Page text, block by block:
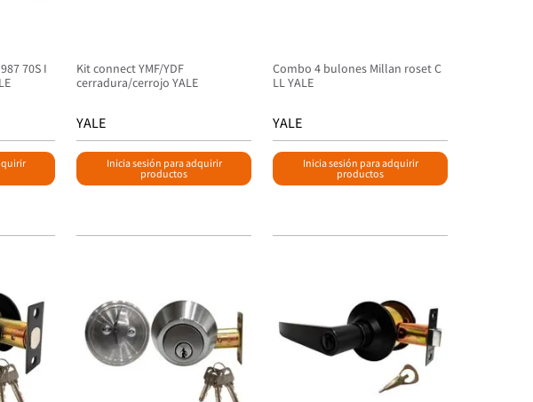
70S I
Kit connect YMF/YDF
cerradura/cerrojo YALE
YALE
Inicia sesión para adquirir
productos
Combo 4 bulones Millan roset C
LL YALE
YALE
Inicia sesión para adquirir
productos